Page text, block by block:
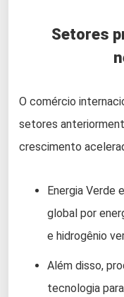
Setores
O comércio
setores
crescimento
Energia Verde
global por
e hidrogênio
Além disso,
tecnologia